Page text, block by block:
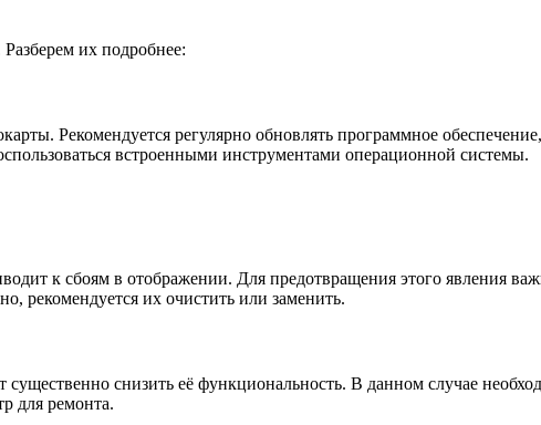
их подробнее:
Рекомендуется регулярно обновлять программное
встроенными инструментами операционной системы.
к сбоям в отображении. Для предотвращения этого явления
рекомендуется их очистить или заменить.
снизить её функциональность. В данном случае
для ремонта.